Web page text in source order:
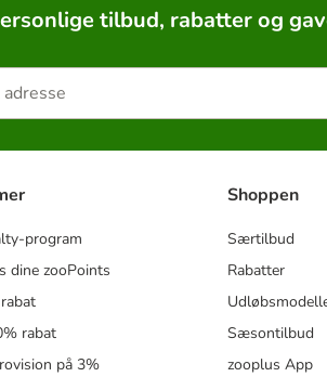
tilbud, rabatter og
program
dine zooPoints
rabat
på 3%
Shoppen
Særtilbud
Rabatter
Sæsontilbud
zooplus App